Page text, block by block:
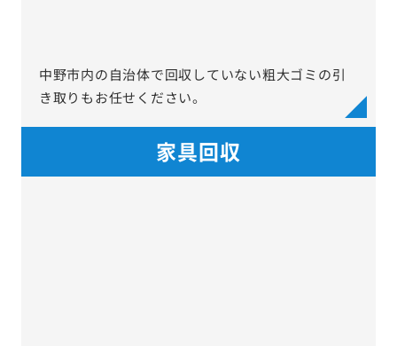
中野市内の自治体で回収していない粗大ゴミの引
き取りもお任せください。
家具回収